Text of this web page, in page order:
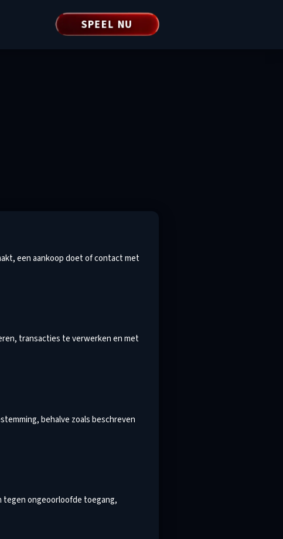
SPEEL NU
een aankoop doet of contact met
transacties te verwerken en met
behalve zoals beschreven
tegen ongeoorloofde toegang,